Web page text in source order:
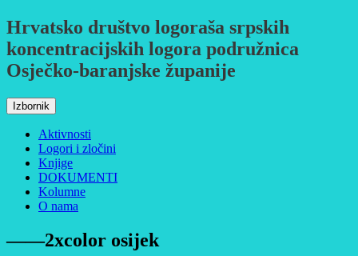
Hrvatsko društvo logoraša srpskih
koncentracijskih logora podružnica
Osječko-baranjske županije
Izbornik
Aktivnosti
Logori i zločini
Knjige
DOKUMENTI
Kolumne
O nama
——2xcolor osijek